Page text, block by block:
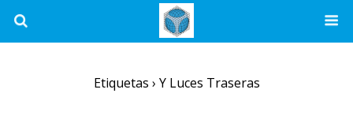
Etiquetas › Y Luces Traseras